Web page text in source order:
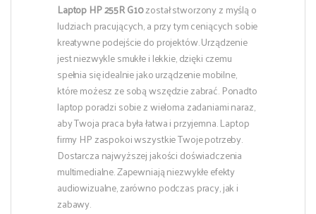
Laptop HP 255R G10został stworzony z myślą o
ludziach pracujących, a przy tym ceniących sobie
kreatywne podejście do projektów. Urządzenie
jest niezwykle smukłe i lekkie, dzięki czemu
spełnia się idealnie jako urządzenie mobilne,
które możesz ze sobą wszędzie zabrać. Ponadto
laptop poradzi sobie z wieloma zadaniami naraz,
aby Twoja praca była łatwa i przyjemna. Laptop
firmy HP zaspokoi wszystkie Twoje potrzeby.
Dostarcza najwyższej jakości doświadczenia
multimedialne. Zapewniają niezwykłe efekty
audiowizualne, zarówno podczas pracy, jak i
zabawy.